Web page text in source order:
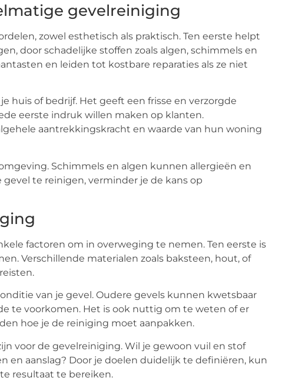
gevelreiniging
zowel esthetisch als praktisch. Ten eerste helpt
door schadelijke stoffen zoals algen, schimmels en
en leiden tot kostbare reparaties als ze niet
huis of bedrijf. Het geeft een frisse en verzorgde
eerste indruk willen maken op klanten.
aantrekkingskracht en waarde van hun woning
Schimmels en algen kunnen allergieën en
te reinigen, verminder je de kans op
factoren om in overweging te nemen. Ten eerste is
Verschillende materialen zoals baksteen, hout, of
van je gevel. Oudere gevels kunnen kwetsbaar
te voorkomen. Het is ook nuttig om te weten of er
hoe je de reiniging moet aanpakken.
voor de gevelreiniging. Wil je gewoon vuil en stof
aanslag? Door je doelen duidelijk te definiëren, kun
resultaat te bereiken.